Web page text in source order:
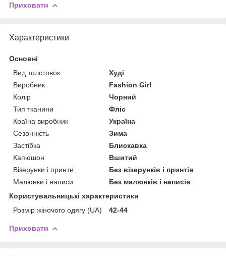
Приховати
Характеристики
Основні
Вид толстовок
Худі
Виробник
Fashion Girl
Колір
Чорний
Тип тканини
Фліс
Країна виробник
Україна
Сезонність
Зима
Застібка
Блискавка
Капюшон
Вшитий
Візерунки і принти
Без візерунків і принтів
Малюнки і написи
Без малюнків і написів
Користувальницькі характеристики
Розмір жіночого одягу (UA)
42-44
Приховати